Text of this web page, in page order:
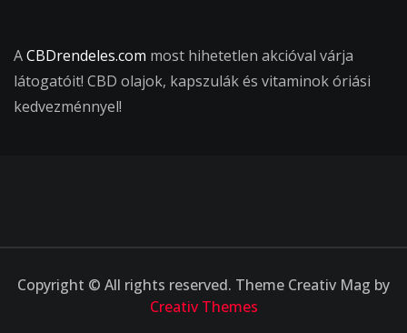
ACBDrendeles.com most hihetetlen akcióval várja
látogatóit! CBD olajok, kapszulák és vitaminok óriási
kedvezménnyel!
Copyright © All rights reserved. Theme Creativ Mag by
Creativ Themes